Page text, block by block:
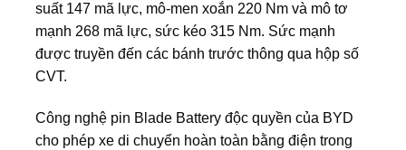
suất 147 mã lực, mô-men xoắn 220 Nm và mô tơ
mạnh 268 mã lực, sức kéo 315 Nm. Sức mạnh
được truyền đến các bánh trước thông qua hộp số
CVT.
Công nghệ pin Blade Battery độc quyền của BYD
cho phép xe di chuyển hoàn toàn bằng điện trong